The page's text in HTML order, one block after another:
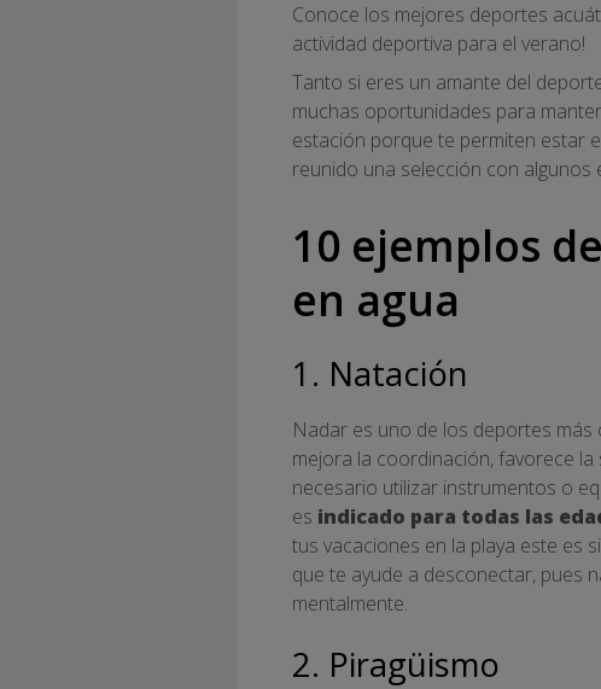
Conoce los mejores deportes
actividad deportiva para el verano!
Tanto si eres un amante del
muchas oportunidades para
estación porque te permiten estar
reunido una selección con algunos
10 ejemplos
en agua
1. Natación
Nadar es uno de los deportes más
mejora la coordinación, favorece
necesario utilizar instrumentos o
es indicado para todas las
tus vacaciones en la playa este es
que te ayude a desconectar, pues
mentalmente.
2. Piragüismo